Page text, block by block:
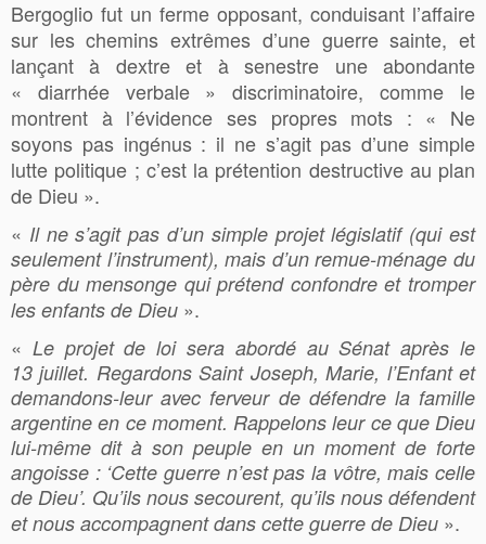
Bergoglio fut un ferme opposant, conduisant l’affaire
sur les chemins extrêmes d’une guerre sainte, et
lançant à dextre et à senestre une abondante
« diarrhée verbale » discriminatoire, comme le
montrent à l’évidence ses propres mots : « Ne
soyons pas ingénus : il ne s’agit pas d’une simple
lutte politique ; c’est la prétention destructive au plan
de Dieu ».
« Il ne s’agit pas d’un simple projet législatif (qui est
seulement l’instrument), mais d’un remue-ménage du
père du mensonge qui prétend confondre et tromper
les enfants de Dieu ».
« Le projet de loi sera abordé au Sénat après le
13 juillet. Regardons Saint Joseph, Marie, l’Enfant et
demandons-leur avec ferveur de défendre la famille
argentine en ce moment. Rappelons leur ce que Dieu
lui-même dit à son peuple en un moment de forte
angoisse : ‘Cette guerre n’est pas la vôtre, mais celle
de Dieu’. Qu’ils nous secourent, qu’ils nous défendent
et nous accompagnent dans cette guerre de Dieu ».